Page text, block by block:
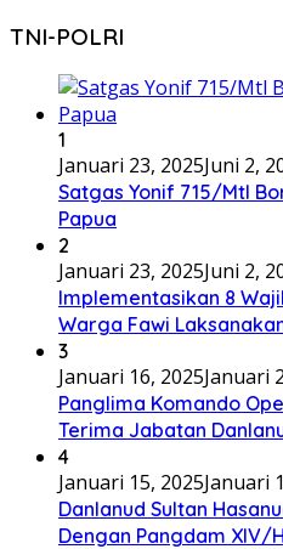
TNI-POLRI
1
Januari 23, 2025Juni 2,
Satgas Yonif 715/Mtl
Papua
2
Januari 23, 2025Juni 2,
Implementasikan 8
Warga Fawi
3
Januari 16, 2025Januari
Panglima Komando
Terima Jabatan
4
Januari 15, 2025Januari
Danlanud Sultan
Dengan Pangdam XIV/